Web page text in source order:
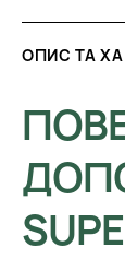
ОПИС ТА